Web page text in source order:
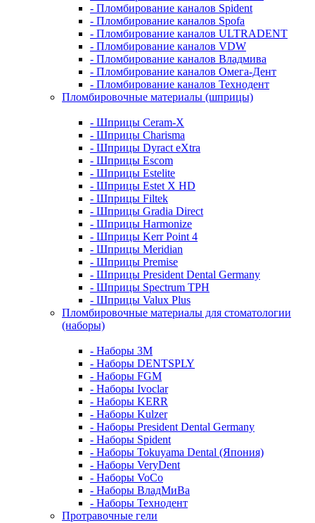
- Пломбирование каналов Spident
- Пломбирование каналов Spofa
- Пломбирование каналов ULTRADENT
- Пломбирование каналов VDW
- Пломбирование каналов Владмива
- Пломбирование каналов Омега-Дент
- Пломбирование каналов Технодент
Пломбировочные материалы (шприцы)
- Шприцы Ceram-X
- Шприцы Charisma
- Шприцы Dyract eXtra
- Шприцы Escom
- Шприцы Estelite
- Шприцы Estet X HD
- Шприцы Filtek
- Шприцы Gradia Direct
- Шприцы Harmonize
- Шприцы Kerr Point 4
- Шприцы Meridian
- Шприцы Premise
- Шприцы President Dental Germany
- Шприцы Spectrum TPH
- Шприцы Valux Plus
Пломбировочные материалы для стоматологии
(наборы)
- Наборы 3М
- Наборы DENTSPLY
- Наборы FGM
- Наборы Ivoclar
- Наборы KERR
- Наборы Kulzer
- Наборы President Dental Germany
- Наборы Spident
- Наборы Tokuyama Dental (Япония)
- Наборы VeryDent
- Наборы VoCo
- Наборы ВладМиВа
- Наборы Технодент
Протравочные гели